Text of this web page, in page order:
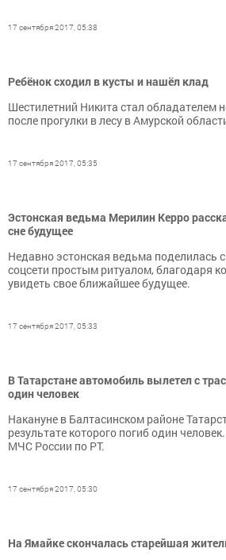
17 сентября 2017, 05:38
Ребёнок сходил в кусты и нашёл клад
Шестилетний Никита стал обладателем
после прогулки в лесу в Амурской
17 сентября 2017, 05:35
Эстонская ведьма Мерилин Керро
сне будущее
Недавно эстонская ведьма поделилась
соцсети простым ритуалом, благодаря
увидеть свое ближайшее будущее.
17 сентября 2017, 05:33
В Татарстане автомобиль вылетел с
один человек
Накануне в Балтасинском районе
результате которого погиб один
МЧС России по РТ.
17 сентября 2017, 05:30
На Ямайке скончалась старейшая